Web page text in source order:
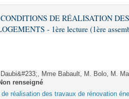
CONDITIONS DE RÉALISATION
- 1ère lecture (1ère
Mme Babault, M. Bolo, M.
renseigné
réalisation des travaux de rénovation